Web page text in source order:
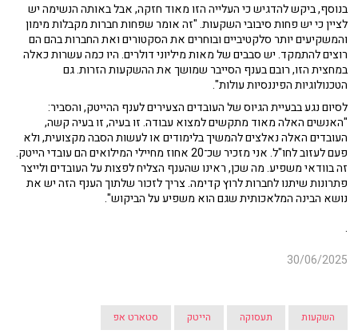
בנוסף, ביקש להדגיש כי העלייה הזו מאוד חזקה, אבל באותה הנשימה יש
לציין כי יש פחות סיבובי השקעות. "זה אומר שפחות חברות מקבלות מימון
והמשקיעים יותר סלקטיביים ובוחרים את הסקטורים ואת החברות בהם הם
רוצים להתמקד. יש סבבים של מאות מיליוני דולרים. היו כמה עשרות כאלה
במחצית הזו, רובם בענף הסייבר שמושך את ההשקעות הזרות. גם
הטכנולוגיות הפיננסיות עולות".
לסיום נגע בבעיית הגיוס של העובדים הצעירים לענף ההייטק, והסביר:
"האנשים האלה מאוד מתקשים למצוא עבודה. זו בעיה, זו בעיה קשה,
העובדים האלה נאלצים להמשיך בלימודים או לעשות הסבה מקצועית, ולא
פעם לעזוב לחו"ל. אני מזכיר שכ־20 אחוז מחיילי המילואים הם עובדי הייטק.
זה בוודאי משפיע. מה שכן, ראינו שהענף הצליח לפצות על העובדים ולייצר
פתרונות שיתנו לחברות לרוץ קדימה. צריך לזכור שלתוך הענף הזה יש את
נושא הבינה המלאכותית שגם הוא משפיע על הביקוש".
.
30/06/2025
השקעות תעסוקה הייטק סטארט אפ